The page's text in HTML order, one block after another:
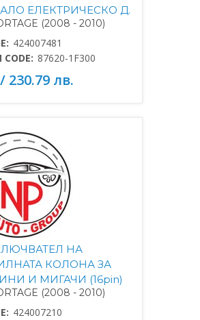
ЕЛЕКТРИЧЕСКО Д.
(2008 - 2010)
424007481
CODE: 87620-1F300
230.79 лв.
НА
КОЛОНА ЗА
И МИГАЧИ (16pin)
(2008 - 2010)
424007210